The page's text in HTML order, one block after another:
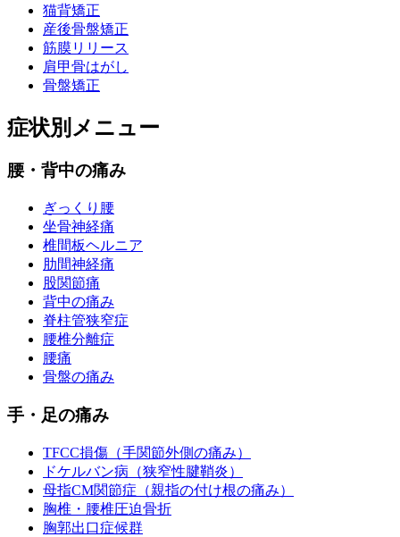
猫背矯正
産後骨盤矯正
筋膜リリース
肩甲骨はがし
骨盤矯正
症状別メニュー
腰・背中の痛み
ぎっくり腰
坐骨神経痛
椎間板ヘルニア
肋間神経痛
股関節痛
背中の痛み
脊柱管狭窄症
腰椎分離症
腰痛
骨盤の痛み
手・足の痛み
TFCC損傷（手関節外側の痛み）
ドケルバン病（狭窄性腱鞘炎）
母指CM関節症（親指の付け根の痛み）
胸椎・腰椎圧迫骨折
胸郭出口症候群